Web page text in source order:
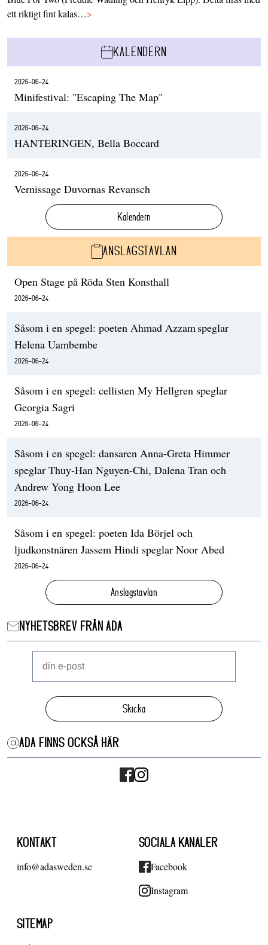
ett riktigt fint kalas…>
KALENDERN
2026-06-24
Minifestival: "Escaping The Map"
2026-06-24
HANTERINGEN, Bella Boccard
2026-06-24
Vernissage Duvornas Revansch
Kalendern
ANSLAGSTAVLAN
Open Stage på Röda Sten Konsthall
2026-06-24
Såsom i en spegel: poeten Ahmad Azzam speglar
Helena Uambembe
2026-06-24
Såsom i en spegel: cellisten My Hellgren speglar
Georgia Sagri
2026-06-24
Såsom i en spegel: dansaren Anna-Greta Himmer
speglar Thuy-Han Nguyen-Chi, Dalena Tran och
Andrew Yong Hoon Lee
2026-06-24
Såsom i en spegel: poeten Ida Börjel och
ljudkonstnären Jassem Hindi speglar Noor Abed
2026-06-24
Anslagstavlan
NYHETSBREV FRÅN ADA
Skicka
ADA FINNS OCKSÅ HÄR
KONTAKT
info@adasweden.se
SOCIALA KANALER
Facebook
Instagram
SITEMAP